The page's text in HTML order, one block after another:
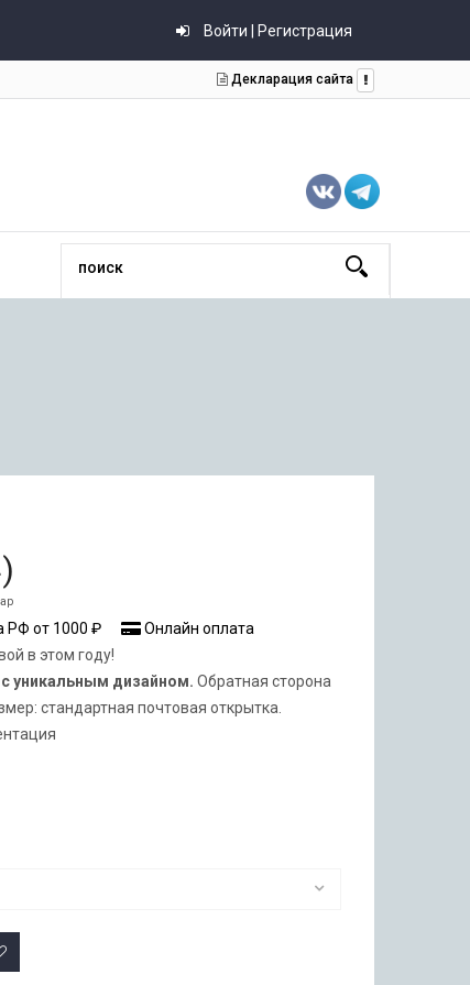
Войти | Регистрация
Декларация сайта
)
РФ от 1000 ₽
Онлайн оплата
в этом году!
уникальным дизайном. Обратная сторона
стандартная почтовая открытка.